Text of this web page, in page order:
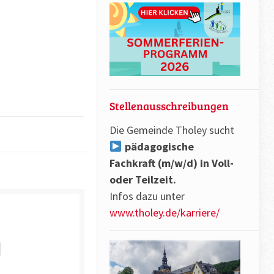
Stellenausschreibungen
Die Gemeinde Tholey sucht
pädagogische
Fachkraft (m/w/d) in Voll-
oder Teilzeit.
Infos dazu unter
www.tholey.de/karriere/